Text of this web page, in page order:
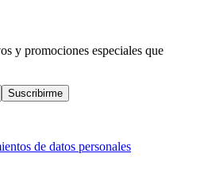
y promociones especiales que
Suscribirme
de datos personales